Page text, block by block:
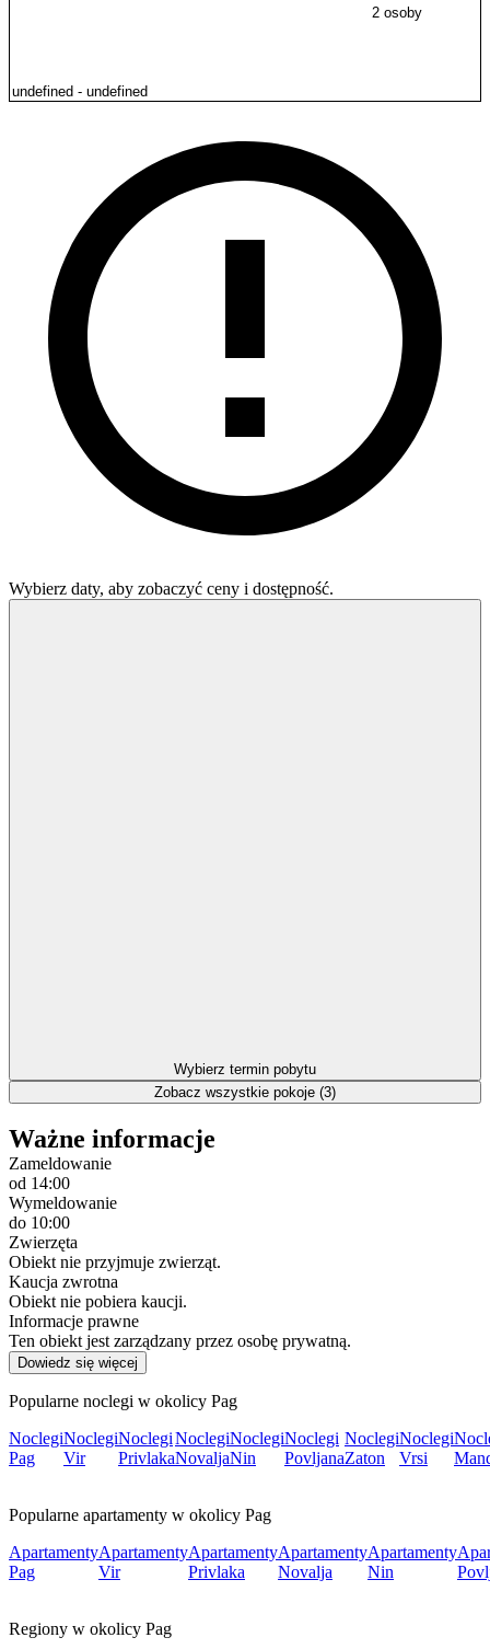
2 osoby
Wybierz daty, aby zobaczyć ceny i dostępność.
Wybierz termin pobytu
Zobacz wszystkie pokoje (3)
Ważne informacje
Zameldowanie
od 14:00
Wymeldowanie
do 10:00
Zwierzęta
Obiekt nie przyjmuje zwierząt.
Kaucja zwrotna
Obiekt nie pobiera kaucji.
Informacje prawne
Ten obiekt jest zarządzany przez osobę prywatną.
Dowiedz się więcej
Popularne noclegi w okolicy Pag
Noclegi
Pag
Noclegi
Vir
Noclegi
Privlaka
Noclegi
Novalja
Noclegi
Nin
Noclegi
Povljana
Noclegi
Zaton
Noclegi
Vrsi
Popularne apartamenty w okolicy Pag
Apartamenty
Pag
Apartamenty
Vir
Apartamenty
Privlaka
Apartamenty
Novalja
Apartamenty
Nin
Regiony w okolicy Pag